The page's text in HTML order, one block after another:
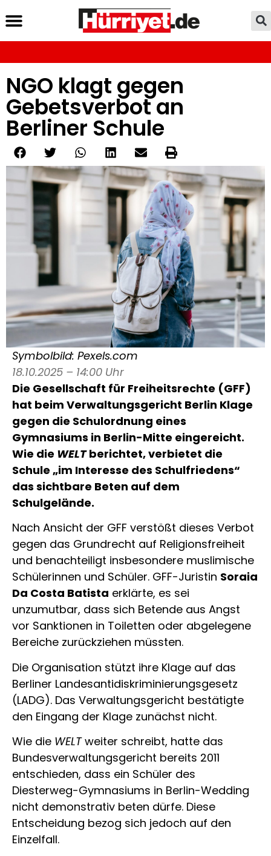
NGO klagt gegen
Gebetsverbot an
Berliner Schule
Symbolbild: Pexels.com
18.10.2025 – 14:00 Uhr
Die Gesellschaft für Freiheitsrechte (GFF)
hat beim Verwaltungsgericht Berlin Klage
gegen die Schulordnung eines
Gymnasiums in Berlin-Mitte eingereicht.
Wie die WELTberichtet, verbietet die
Schule „im Interesse des Schulfriedens“
das sichtbare Beten auf dem
Schulgelände.
Nach Ansicht der GFF verstößt dieses Verbot
gegen das Grundrecht auf Religionsfreiheit
und benachteiligt insbesondere muslimische
Schülerinnen und Schüler. GFF-Juristin Soraia
Da Costa Batista erklärte, es sei
unzumutbar, dass sich Betende aus Angst
vor Sanktionen in Toiletten oder abgelegene
Bereiche zurückziehen müssten.
Die Organisation stützt ihre Klage auf das
Berliner Landesantidiskriminierungsgesetz
(LADG). Das Verwaltungsgericht bestätigte
den Eingang der Klage zunächst nicht.
Wie die WELTweiter schreibt, hatte das
Bundesverwaltungsgericht bereits 2011
entschieden, dass ein Schüler des
Diesterweg-Gymnasiums in Berlin-Wedding
nicht demonstrativ beten dürfe. Diese
Entscheidung bezog sich jedoch auf den
Einzelfall.